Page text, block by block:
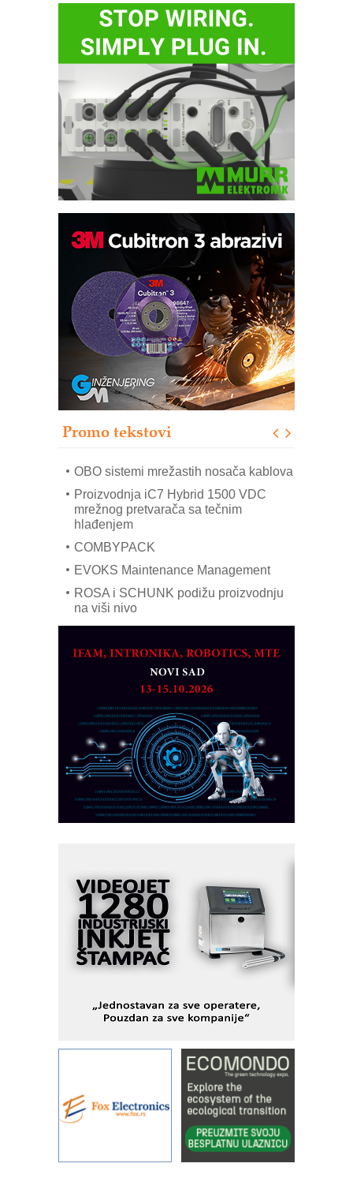
Promo tekstovi
Potpuna efikasnost bez složenih
sistema
Trajna oznaka kao dugoročna korist
Bezbednost na prvom mestu!
IB BLUMENAUER - više od 40 godina
poverenja u industriji
RMQ-TITAN ADVANCED INDICATOR
– Pametna signalizacija za efikasnije
upravljanje mašinama
Mitutoyo Crysta-Apex V PLUS: Nova
OBO sistemi mrežastih nosača kablova
Proizvodnja iC7 Hybrid 1500 VDC
mrežnog pretvarača sa tečnim
hlađenjem
COMBYPACK
EVOKS Maintenance Management
ROSA i SCHUNK podižu proizvodnju
na viši nivo
MAREX - Lim i mašine za savremena
Marcom-plast d.o.o.- vaš pouzdan
partner
CTO - Prilagodite svoju toplinsku
obradu!
Razvoj asortimanskog pravca MINI-
PLC AKYTEC
AUKOM: Svetski standard metrologije
dostupan u Srbiji
I.SAFE MOBILE revolucioniše
industrijsku automatizaciju
pionirskimmobile operator PANEL-OM
Fleksibilno stezanje i brzo
podešavanje u proizvodnji prototipova
KIP KOP – napredna rešenja za
objekte
Alba d.o.o. – 35 godina preciznosti u
IBeRTIM - oprema za ispitivanje
kontrole kvaliteta
STAUFF – Komponente koje
povećavaju pouzdanost hidrauličkih